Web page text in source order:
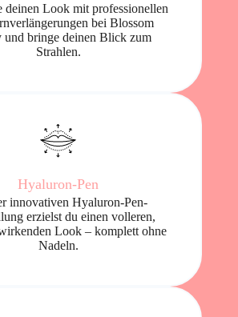
deinen Look mit professionellen
bei Blossom
und bringe deinen Blick zum
Strahlen.
Hyaluron-Pen
innovativen Hyaluron-Pen-
erzielst du einen volleren,
Look – komplett ohne
Nadeln.